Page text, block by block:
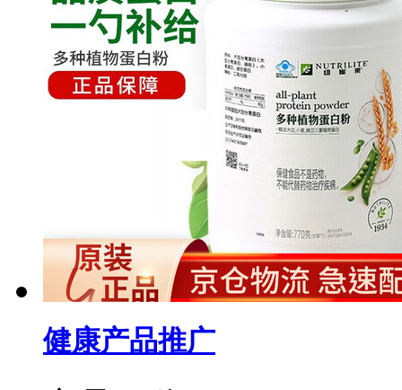
健康产品推广